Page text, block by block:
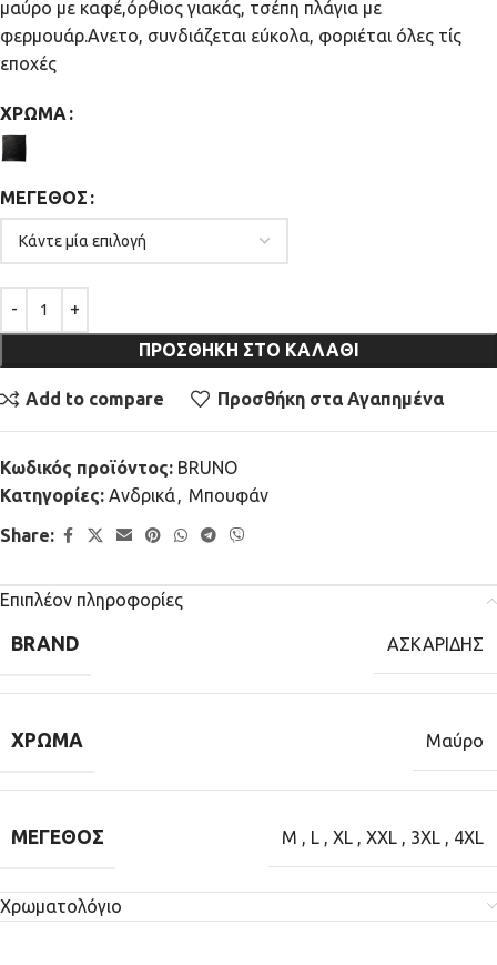
μαύρο με καφέ,όρθιος γιακάς, τσέπη πλάγια με
φερμουάρ.Ανετο, συνδιάζεται εύκολα, φοριέται όλες τίς
εποχές
ΧΡΏΜΑ
ΜΈΓΕΘΟΣ
ΠΡΟΣΘΉΚΗ ΣΤΟ ΚΑΛΆΘΙ
Add to compare Προσθήκη στα Αγαπημένα
Κωδικός προϊόντος: BRUNO
Κατηγορίες: Ανδρικά, Μπουφάν
Share:
Επιπλέον πληροφορίες
BRAND ΑΣΚΑΡΙΔΗΣ
ΧΡΏΜΑ Μαύρο
ΜΈΓΕΘΟΣ M , L , XL , XXL , 3XL , 4XL
Χρωματολόγιο